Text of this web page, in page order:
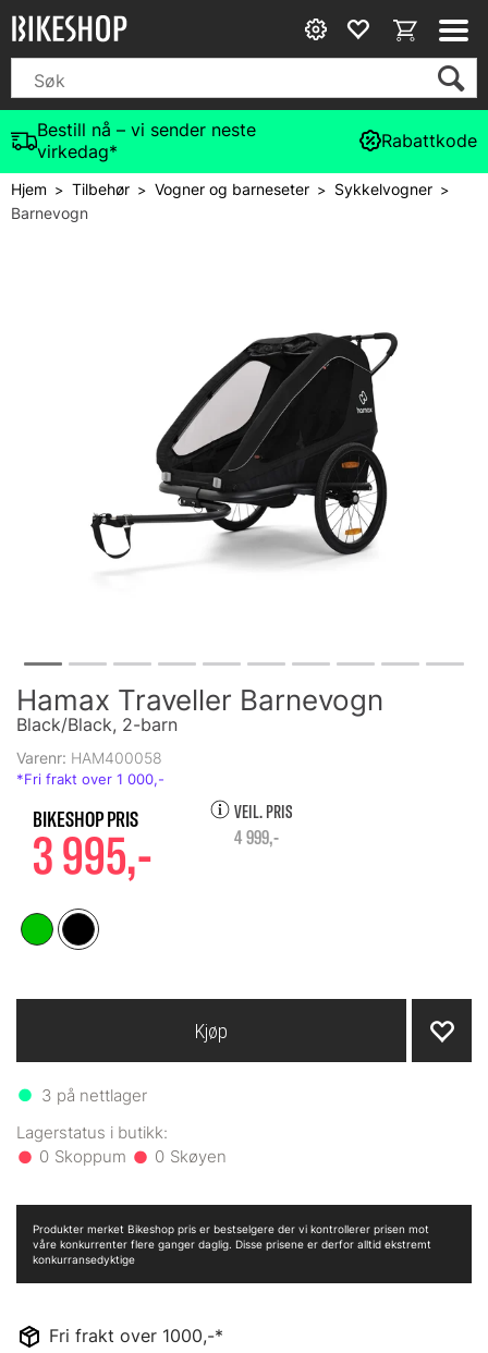
Bestill nå – vi sender neste
virkedag*
Rabattkode
Hjem>Tilbehør>Vogner og barneseter> Sykkelvogner>
Barnevogn
Hamax Traveller Barnevogn
Black/Black, 2-barn
Varenr: HAM400058
3 995,-
VEIL. PRIS
4 999,-
3 på nettlager
0 0
Kjøp
Fri frakt over 1000,-*
Produkter merket Bikeshop pris er bestselgere der vi kontrollerer prisen mot
våre konkurrenter flere ganger daglig. Disse prisene er derfor alltid ekstremt
konkurransedyktige